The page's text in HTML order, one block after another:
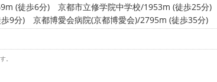
(徒歩6分) 京都市立修学院中学校/1953m (徒歩25分)
9分)
京都博愛会病院(京都博愛会)/2795m (徒歩35分)
。